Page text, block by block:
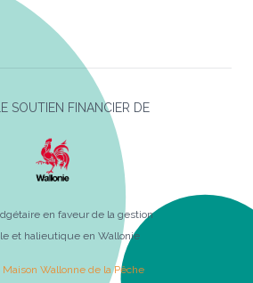
SOUTIEN FINANCIER DE
en faveur de la gestion
et halieutique en Wallonie
Wallonne de la Pêche